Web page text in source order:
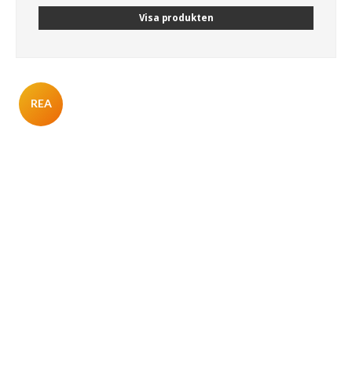
Visa produkten
REA